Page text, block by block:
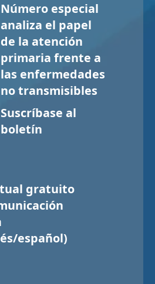
Número especial
analiza el papel
de la atención
primaria frente a
las enfermedades
no transmisibles
Suscríbase al
boletín
gratuito
español)